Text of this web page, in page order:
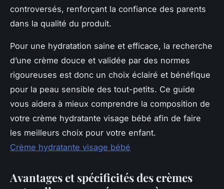
controversés, renforçant la confiance des parents
dans la qualité du produit.
Pour une hydratation saine et efficace, la recherche
d’une crème douce et validée par des normes
rigoureuses est donc un choix éclairé et bénéfique
pour la peau sensible des tout-petits. Ce guide
vous aidera à mieux comprendre la composition de
votre crème hydratante visage bébé afin de faire
les meilleurs choix pour votre enfant.
Crème hydratante visage bébé
Avantages et spécificités des crèmes